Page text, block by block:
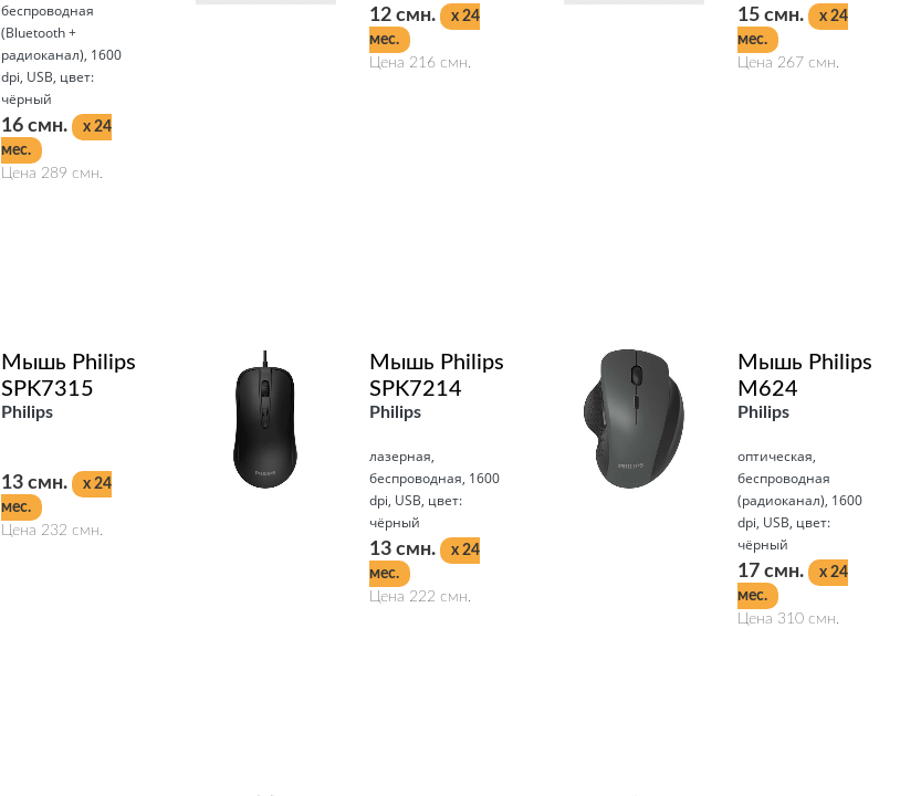
беспроводная
(Bluetooth +
радиоканал), 1600
dpi, USB, цвет:
чёрный
16 смн.
x 24
мес.
Цена 289 смн.
12 смн.
x 24
мес.
Цена 216 смн.
15 смн.
x 24
мес.
Цена 267 смн.
Мышь Philips
SPK7315
Philips
13 смн.
x 24
мес.
Цена 232 смн.
Мышь Philips
SPK7214
Philips
лазерная,
беспроводная, 1600
dpi, USB, цвет:
чёрный
13 смн.
x 24
мес.
Цена 222 смн.
Мышь Philips
M624
Philips
оптическая,
беспроводная
(радиоканал), 1600
dpi, USB, цвет:
чёрный
17 смн.
x 24
мес.
Цена 310 смн.